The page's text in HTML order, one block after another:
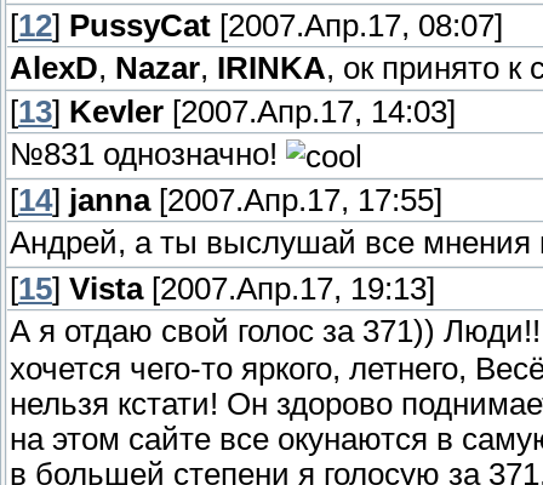
[12] PussyCat [2007.Апр.17, 08:07]
AlexD, Nazar, IRINKA, ок принято к
[13] Kevler [2007.Апр.17, 14:03]
№831 однозначно!
[14] janna[2007.Апр.17, 17:55]
Андрей, а ты выслушай все мнения
[15] Vista[2007.Апр.17, 19:13]
А я отдаю свой голос за 371))
хочется чего-то яркого, летнего,
нельзя кстати! Он здорово
на этом сайте все окунаются в
в большей степени я голосую за